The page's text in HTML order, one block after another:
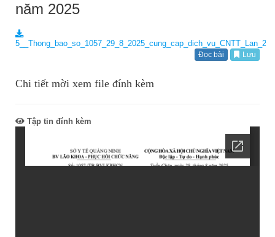
năm 2025
Đọc bài Lưu
Chi tiết mời xem file đính kèm
Tập tin đính kèm